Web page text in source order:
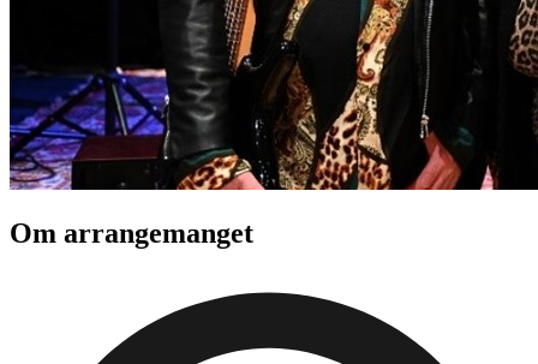
Om arrangemanget